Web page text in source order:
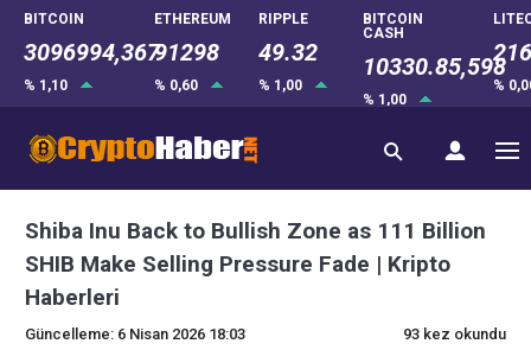
BITCOIN
3096994,367
% 1,10
ETHEREUM
91298
% 0,60
RIPPLE
49.32
% 1,00
BITCOIN
CASH
10330.85,598
% 1,00
%
Shiba Inu Back to Bullish Zone as 111 Billion
SHIB Make Selling Pressure Fade | Kripto
Haberleri
Güncelleme: 6 Nisan 2026 18:03 93 kez okundu